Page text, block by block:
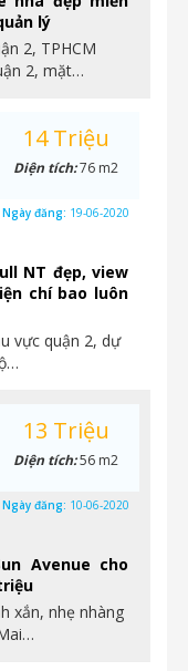
lý
2, TPHCM
2, mặt…
NT đẹp, view
chí bao luôn
vực quận 2, dự
14 Triệu
Diện tích:76 m2
Ngày đăng: 19-06-2020
Avenue cho
xắn, nhẹ nhàng
13 Triệu
Diện tích:56 m2
Ngày đăng: 10-06-2020